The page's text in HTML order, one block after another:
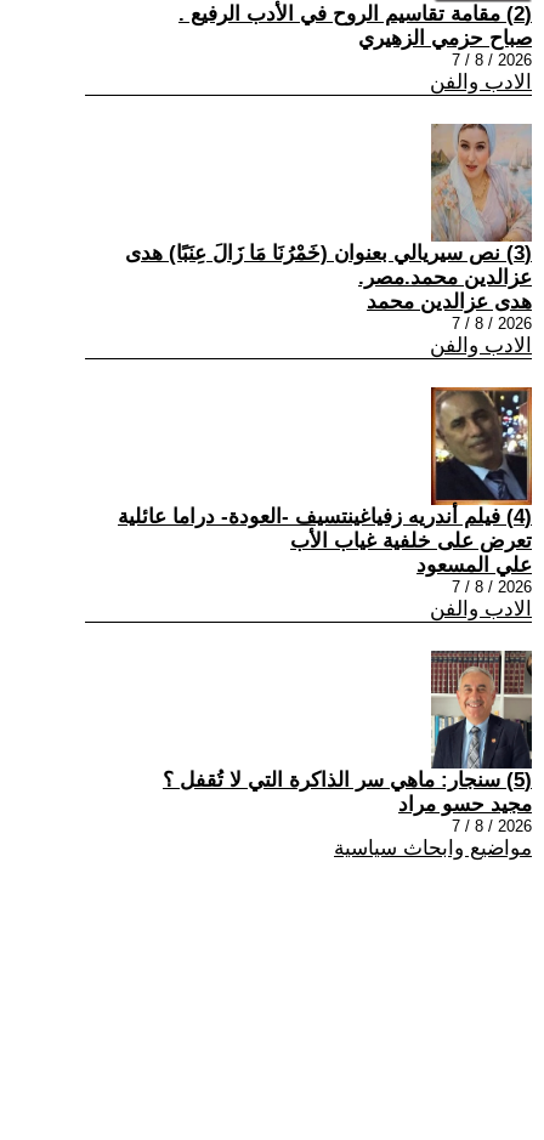
(2) مقامة تقاسيم الروح في الأدب الرفيع .
صباح حزمي الزهيري
2026 / 8 / 7
الادب والفن
(3) نص سيريالي بعنوان (خَمْرُنَا مَا زَالَ عِنَبًا) هدى
عزالدين محمد.مصر.
هدى عزالدين محمد
2026 / 8 / 7
الادب والفن
(4) فيلم أندريه زفياغينتسيف -العودة- دراما عائلية
تعرض على خلفية غياب الأب
علي المسعود
2026 / 8 / 7
الادب والفن
(5) سنجار: ماهي سر الذاكرة التي لا تُقفل ؟
مجيد حسو مراد
2026 / 8 / 7
مواضيع وابحاث سياسية